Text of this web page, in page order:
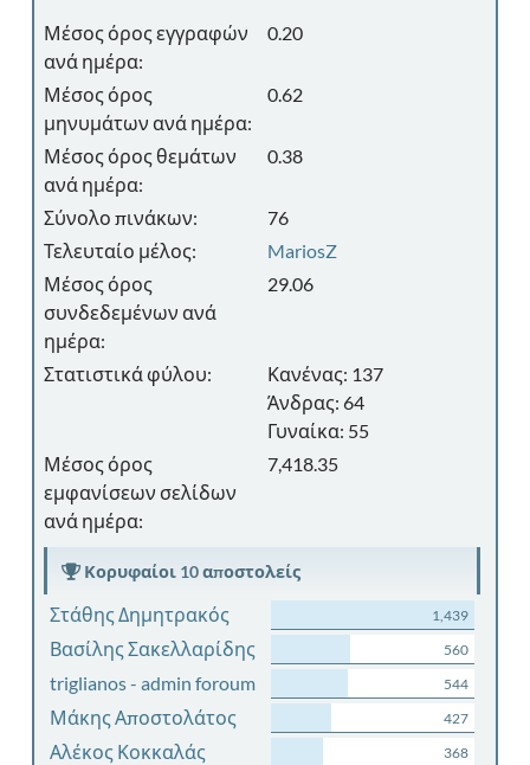
Μέσος όρος εγγραφών
ανά ημέρα:
0.20
Μέσος όρος
μηνυμάτων ανά ημέρα:
0.62
Μέσος όρος θεμάτων
ανά ημέρα:
0.38
Σύνολο πινάκων:
76
Τελευταίο μέλος:
MariosZ
Μέσος όρος
συνδεδεμένων ανά
ημέρα:
29.06
Στατιστικά φύλου:
Κανένας: 137
Άνδρας: 64
Γυναίκα: 55
Μέσος όρος
εμφανίσεων σελίδων
ανά ημέρα:
7,418.35
Κορυφαίοι 10 αποστολείς
Στάθης Δημητρακός 1,439
Βασίλης Σακελλαρίδης 560
triglianos - admin foroum 544
Μάκης Αποστολάτος 427
Αλέκος Κοκκαλάς 368